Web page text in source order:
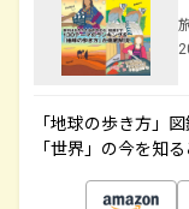
「地球の歩き方」
「世界」の今を知